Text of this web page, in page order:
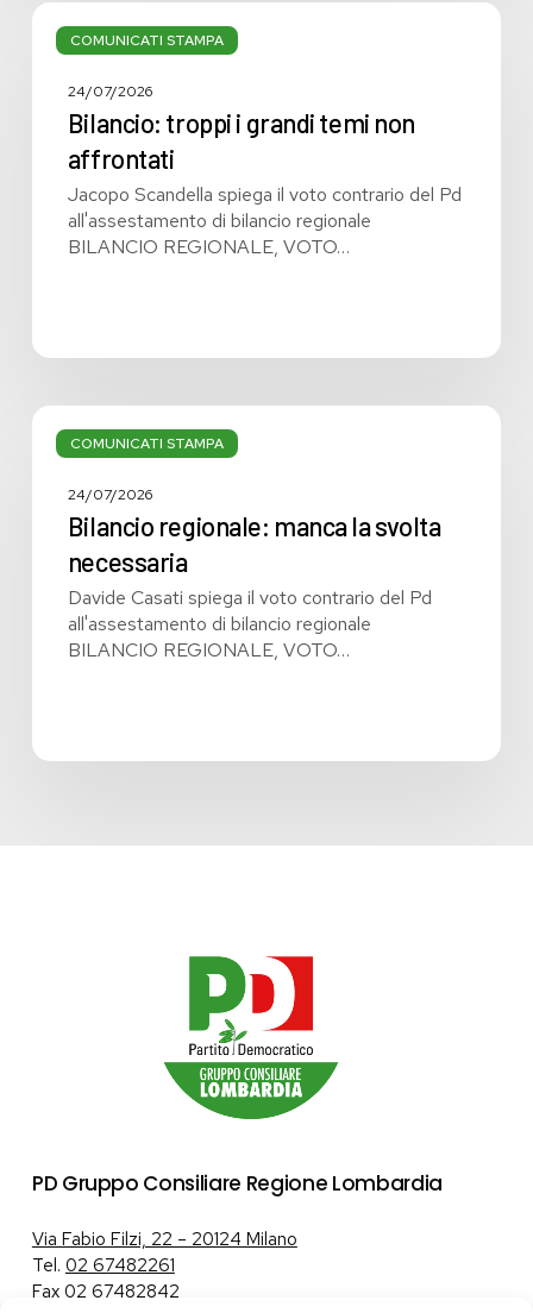
COMUNICATI STAMPA
Bilancio:
troppi
grandi
affrontati
24/07/2026
Bilancio: troppi i grandi temi non
affrontati
Jacopo Scandella spiega il voto contrario del Pd
all'assestamento di bilancio regionale
BILANCIO REGIONALE, VOTO…
COMUNICATI STAMPA
Bilancio
regionale:
svolta
24/07/2026
Bilancio regionale: manca la svolta
necessaria
Davide Casati spiega il voto contrario del Pd
all'assestamento di bilancio regionale
BILANCIO REGIONALE, VOTO…
PD Gruppo Consiliare Regione Lombardia
Via Fabio Filzi, 22 – 20124 Milano
Tel. 02 67482261
Fax 02 67482842